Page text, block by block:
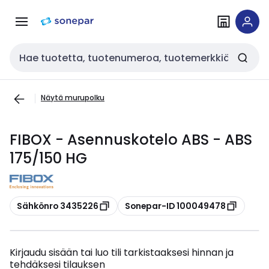
navigointiinsisältöön
Haku
Näytä murupolku
FIBOX - Asennuskotelo ABS - ABS
175/150 HG
Kopioi
Sähkönro 3435226 Kopioi
Sonepar-ID 100049478
Kirjaudu sisään tai luo tili tarkistaaksesi hinnan ja
tehdäksesi tilauksen